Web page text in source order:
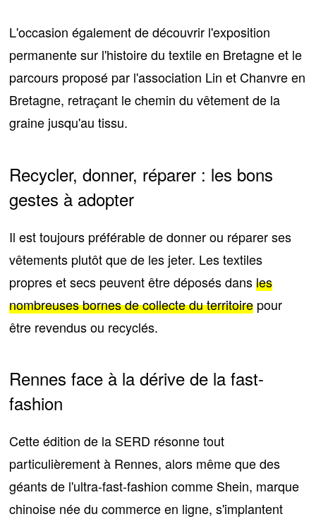
L'occasion également de découvrir l'exposition
permanente sur l'histoire du textile en Bretagne et le
parcours proposé par l'association Lin et Chanvre en
Bretagne, retraçant le chemin du vêtement de la
graine jusqu'au tissu.
Recycler, donner, réparer : les bons
gestes à adopter
Il est toujours préférable de donner ou réparer ses
vêtements plutôt que de les jeter. Les textiles
propres et secs peuvent être déposés dansles
nombreuses bornes de collecte du territoire pour
être revendus ou recyclés.
Rennes face à la dérive de la fast-
fashion
Cette édition de la SERD résonne tout
particulièrement à Rennes, alors même que des
géants de l'ultra-fast-fashion comme Shein, marque
chinoise née du commerce en ligne, s'implantent